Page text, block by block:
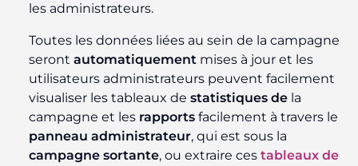
les administrateurs.
Toutes les données liées au sein de la campagne
seront automatiquement mises à jour et les
utilisateurs administrateurs peuvent facilement
visualiser les tableaux de statistiques de la
campagne et les rapports facilement à travers le
panneau administrateur, qui est sous la
campagne sortante, ou extraire ces tableaux de